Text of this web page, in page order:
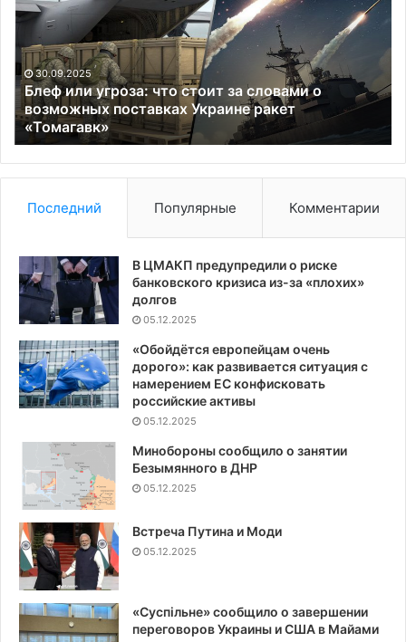
что
за
словами
о
возможных
поставках
Украине
ракет
«Томагавк»
30.09.2025
Блеф или угроза: что стоит за словами о
возможных поставках Украине ракет
«Томагавк»
и
Последний Популярные Комментарии
В ЦМАКП предупредили о риске
банковского кризиса из-за «плохих»
долгов
05.12.2025
«Обойдётся европейцам очень
дорого»: как развивается ситуация с
намерением ЕС конфисковать
российские активы
05.12.2025
Минобороны сообщило о занятии
Безымянного в ДНР
05.12.2025
Встреча Путина и Моди
05.12.2025
«Суспiльне» сообщило о завершении
переговоров Украины и США в Майами